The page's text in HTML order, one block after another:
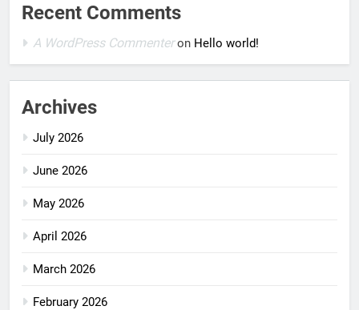
Recent Comments
A WordPress Commenteron Hello world!
Archives
July 2026
June 2026
May 2026
April 2026
March 2026
February 2026